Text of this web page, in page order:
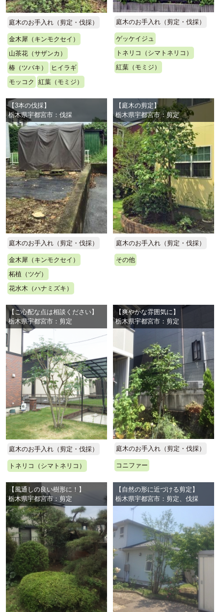
庭木のお手入れ（剪定・伐採）
金木犀（キンモクセイ）
山茶花（サザンカ）
椿（ツバキ）
ヒイラギ
モッコク
紅葉（モミジ）
庭木のお手入れ（剪定・伐採）
ゲッケイジュ
トネリコ（シマトネリコ）
紅葉（モミジ）
【3本の伐採】
栃木県宇都宮市：伐採
庭木のお手入れ（剪定・伐採）
金木犀（キンモクセイ）
柘植（ツゲ）
花水木（ハナミズキ）
【庭木の剪定】
栃木県宇都宮市：剪定
庭木のお手入れ（剪定・伐採）
その他
【ご心配な点は相談ください】
栃木県宇都宮市：剪定
庭木のお手入れ（剪定・伐採）
トネリコ（シマトネリコ）
【爽やかな雰囲気に】
栃木県宇都宮市：剪定
庭木のお手入れ（剪定・伐採）
コニファー
【風通しの良い樹形に！】
栃木県宇都宮市：剪定
【自然の形に近づける剪定】
栃木県宇都宮市：剪定、伐採